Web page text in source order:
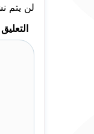
لن يتم
التعليق